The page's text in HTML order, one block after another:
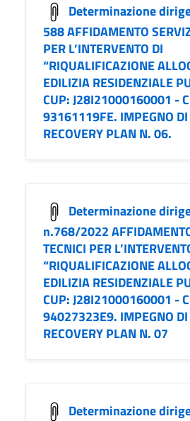
Determinazione
588 AFFIDAMENTO
PER L’INTERVENTO DI
“RIQUALIFICAZIONE
EDILIZIA RESIDENZIALE
CUP: J28I21000160001 -
93161119FE. IMPEGNO DI
RECOVERY PLAN N. 06.
Determinazione
n.768/2022
TECNICI PER
“RIQUALIFICAZIONE
EDILIZIA RESIDENZIALE
CUP: J28I21000160001 -
94027323E9. IMPEGNO DI
RECOVERY PLAN N. 07
Determinazione